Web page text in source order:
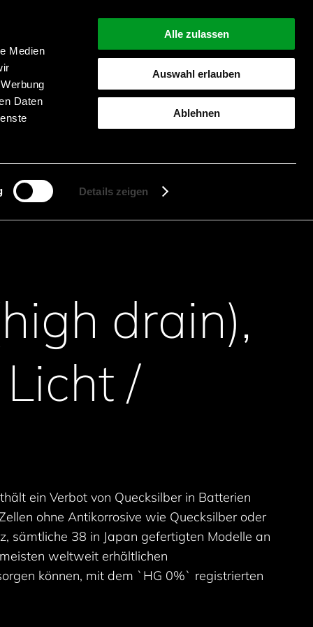
Medien
Daten
Details zeigen
Alle zulassen
Auswahl erlauben
Ablehnen
Licht Alarm
drain),
/
ein Verbot von Quecksilber in Batterien
ohne Antikorrosive wie Quecksilber oder
sämtliche 38 in Japan gefertigten Modelle an
weltweit erhältlichen
können, mit dem `HG 0%` registrierten